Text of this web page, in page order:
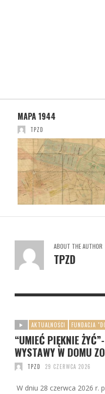
MAPA 1944
TPZD
ABOUT THE AUTHOR
TPZD
AKTUALNOŚCI FUNDACJA
“UMIEĆ PIĘKNIE
WYSTAWY W DOMU
TPZD 29 CZERWCA 2026
W dniu 28 czerwca 2026 r.